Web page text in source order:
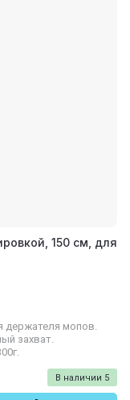
150 см, для
держателя мопов.
захват.
В наличии 5